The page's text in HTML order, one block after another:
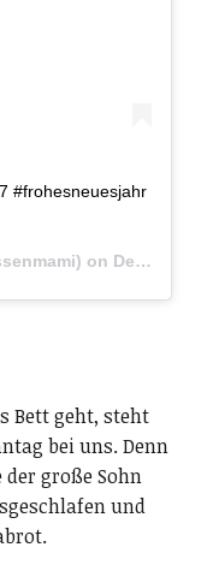
#frohesneuesjahr
on Dec 31, 2016 at 4:07pm PST
Bett geht, steht
bei uns. Denn
große Sohn
und